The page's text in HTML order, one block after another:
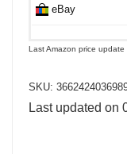
eBay
Last Amazon price
SKU:
Last updated on